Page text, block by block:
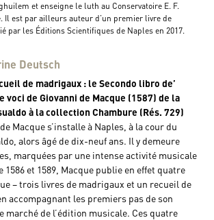
et enseigne le luth au Conservatoire E. F.
Il est par ailleurs auteur d’un premier livre de
par les Éditions Scientifiques de Naples en 2017.
Deutsch
de madrigaux : le Secondo libro de’
voci de Giovanni de Macque (1587) de la
à la collection Chambure (Rés. 729)
Macque s’installe à Naples, à la cour du
alors âgé de dix-neuf ans. Il y demeure
marquées par une intense activité musicale
et 1589, Macque publie en effet quatre
– trois livres de madrigaux et un recueil de
accompagnant les premiers pas de son
marché de l’édition musicale. Ces quatre